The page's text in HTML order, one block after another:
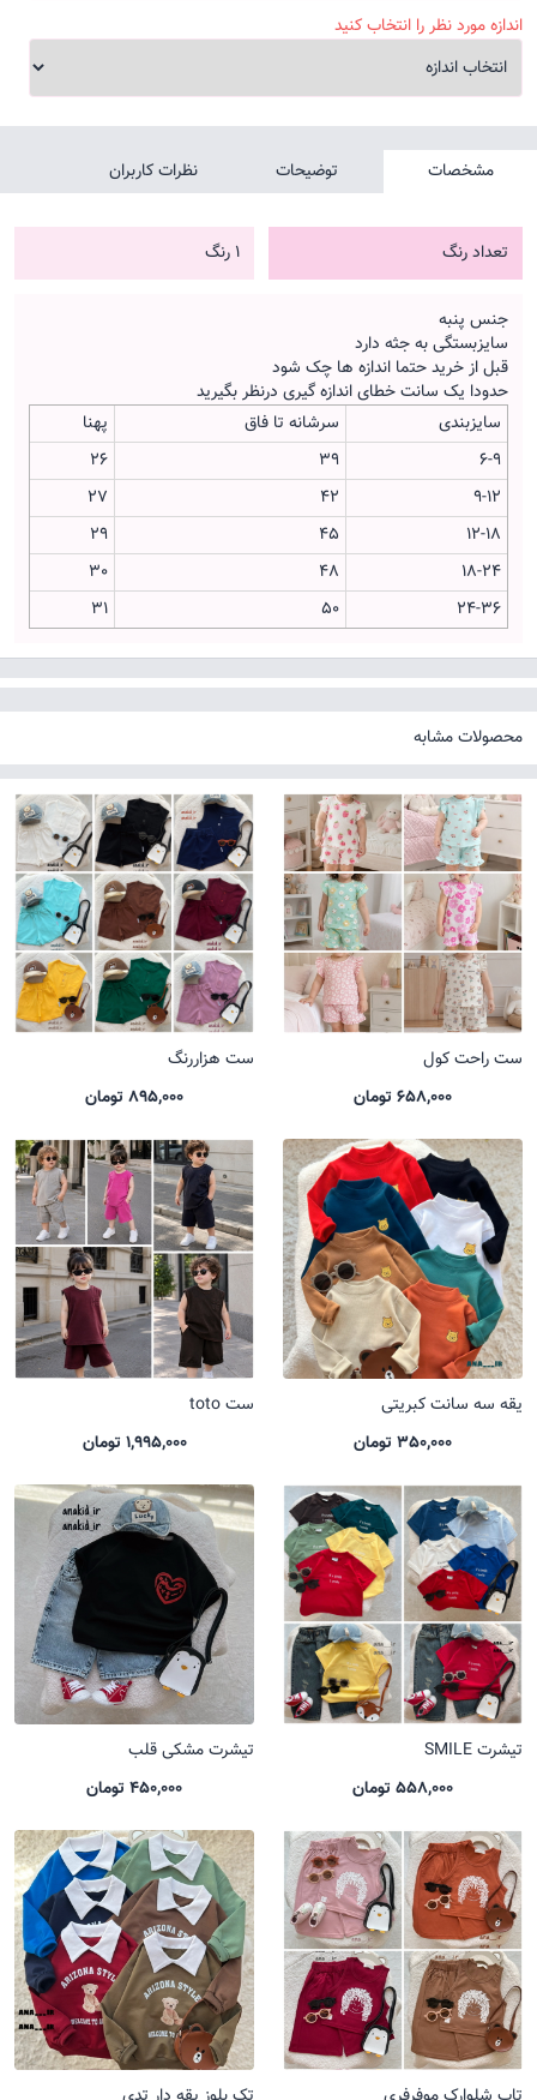
اندازه مورد نظر را انتخاب کنید
مشخصات توضیحات نظرات کاربران
تعداد رنگ 1 رنگ
جنس پنبه
سایزبستگی به جثه دارد
قبل از خرید حتما اندازه ها چک شود
حدودا یک سانت خطای اندازه گیری درنظر بگیرید
سایزبندی
سرشانه تا فاق
پهنا
6-9
39
26
9-12
42
27
12-18
45
29
18-24
48
30
24-36
50
31
محصولات مشابه
ست راحت کول
658,000 تومان
ست هزاررنگ
895,000 تومان
یقه سه سانت کبریتی
350,000 تومان
ست toto
1,995,000 تومان
تیشرت SMILE
558,000 تومان
تیشرت مشکی قلب
450,000 تومان